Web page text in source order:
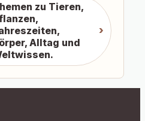
zu Tieren,
Alltag und